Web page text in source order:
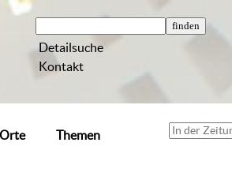
Detailsuche
Kontakt
Orte Themen